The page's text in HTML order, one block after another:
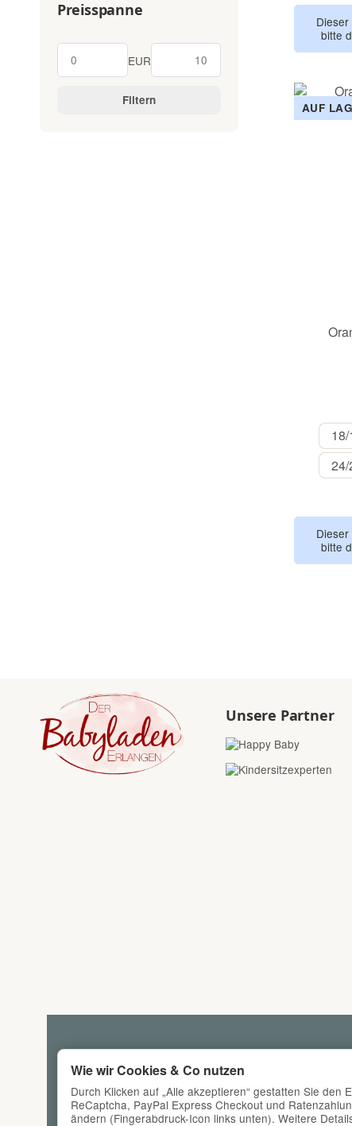
bitte
AUF
bitte
Preisspanne
EUR
Filtern
Unsere Partner
Wie wir Cookies & Co nutzen
Durch Klicken auf „Alle akzeptieren“ gestatten Sie
ReCaptcha, PayPal Express Checkout und
ändern (Fingerabdruck-Icon links unten). Weitere